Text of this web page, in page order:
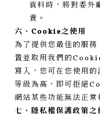
資料時，將對委外
責。
六、Cookie之使用
為了提供您最佳的服
置並取用我們的
寫入，您可在您使用
等級為高，即可拒絕
網站某些功能無法正常
七、隱私權保護政策之